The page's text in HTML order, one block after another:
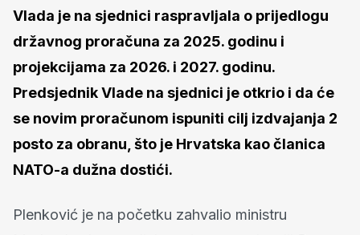
Vlada je na sjednici raspravljala o prijedlogu
državnog proračuna za 2025. godinu i
projekcijama za 2026. i 2027. godinu.
Predsjednik Vlade na sjednici je otkrio i da će
se novim proračunom ispuniti cilj izdvajanja 2
posto za obranu, što je Hrvatska kao članica
NATO-a dužna dostići.
Plenković je na početku zahvalio ministru